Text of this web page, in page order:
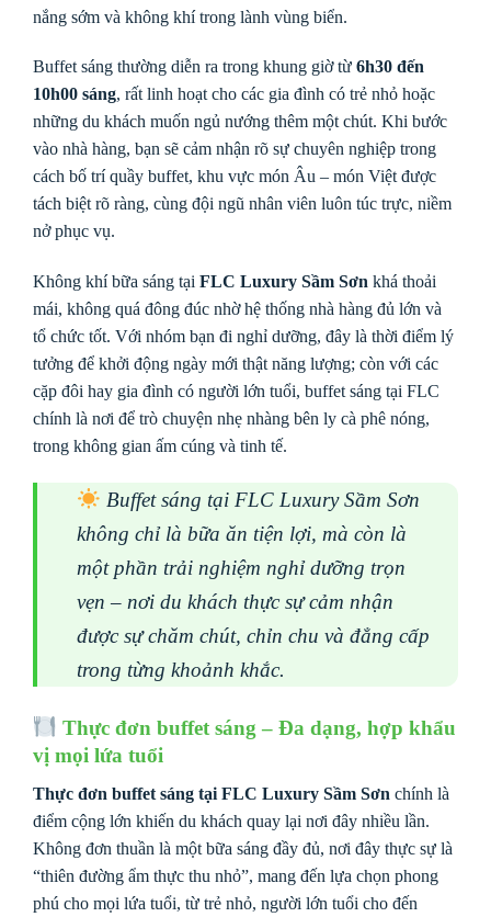
nắng sớm và không khí trong lành vùng biển.
Buffet sáng thường diễn ra trong khung giờ từ 6h30 đến
10h00 sáng, rất linh hoạt cho các gia đình có trẻ nhỏ hoặc
những du khách muốn ngủ nướng thêm một chút. Khi bước
vào nhà hàng, bạn sẽ cảm nhận rõ sự chuyên nghiệp trong
cách bố trí quầy buffet, khu vực món Âu – món Việt được
tách biệt rõ ràng, cùng đội ngũ nhân viên luôn túc trực, niềm
nở phục vụ.
Không khí bữa sáng tại FLC Luxury Sầm Sơn khá thoải
mái, không quá đông đúc nhờ hệ thống nhà hàng đủ lớn và
tổ chức tốt. Với nhóm bạn đi nghỉ dưỡng, đây là thời điểm lý
tưởng để khởi động ngày mới thật năng lượng; còn với các
cặp đôi hay gia đình có người lớn tuổi, buffet sáng tại FLC
chính là nơi để trò chuyện nhẹ nhàng bên ly cà phê nóng,
trong không gian ấm cúng và tinh tế.
Buffet sáng tại FLC Luxury Sầm Sơn
không chỉ là bữa ăn tiện lợi, mà còn là
một phần trải nghiệm nghỉ dưỡng trọn
vẹn – nơi du khách thực sự cảm nhận
được sự chăm chút, chỉn chu và đẳng cấp
trong từng khoảnh khắc.
Thực đơn buffet sáng – Đa dạng, hợp khẩu
vị mọi lứa tuổi
Thực đơn buffet sáng tại FLC Luxury Sầm Sơn chính là
điểm cộng lớn khiến du khách quay lại nơi đây nhiều lần.
Không đơn thuần là một bữa sáng đầy đủ, nơi đây thực sự là
“thiên đường ẩm thực thu nhỏ”, mang đến lựa chọn phong
phú cho mọi lứa tuổi, từ trẻ nhỏ, người lớn tuổi cho đến